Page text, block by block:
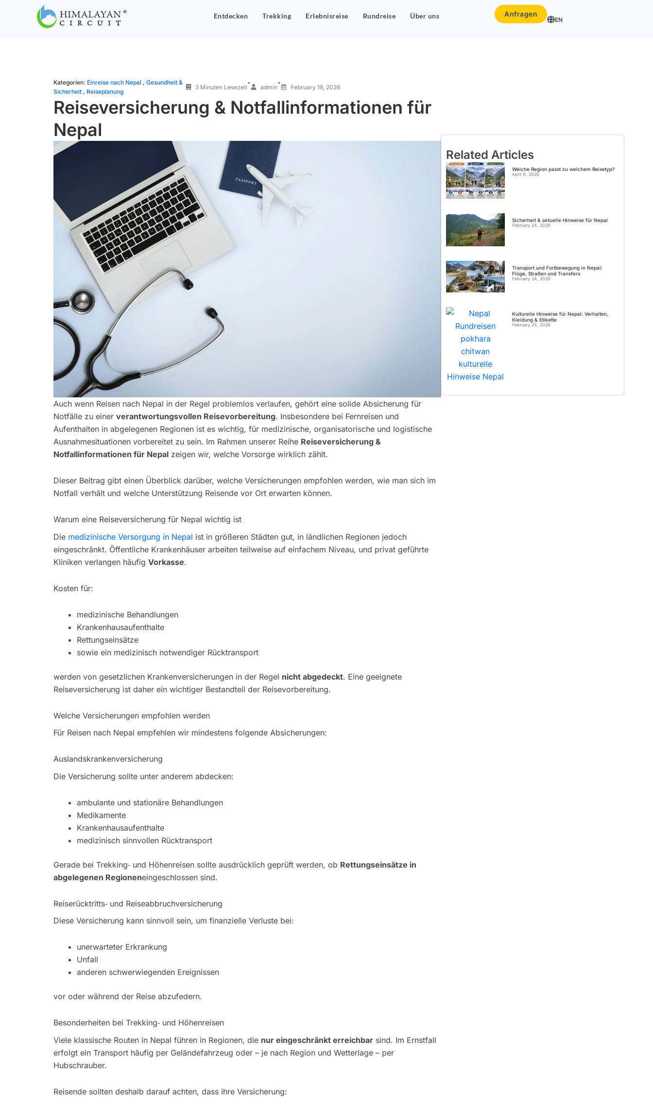
Entdecken Trekking Erlebnisreise Rundreise Über uns Anfragen
EN
Kategorien: Einreise nach Nepal , Gesundheit &
Sicherheit , Reiseplanung
3 Minuten Lesezeit
•
admin
•
February 18, 2026
Reiseversicherung & Notfallinformationen für
Nepal
Auch wenn Reisen nach Nepal in der Regel problemlos verlaufen, gehört eine solide Absicherung für
Notfälle zu einer verantwortungsvollen Reisevorbereitung. Insbesondere bei Fernreisen und
Aufenthalten in abgelegenen Regionen ist es wichtig, für medizinische, organisatorische und logistische
Ausnahmesituationen vorbereitet zu sein. Im Rahmen unserer Reihe Reiseversicherung &
Notfallinformationen für Nepal zeigen wir, welche Vorsorge wirklich zählt.
Dieser Beitrag gibt einen Überblick darüber, welche Versicherungen empfohlen werden, wie man sich im
Notfall verhält und welche Unterstützung Reisende vor Ort erwarten können.
Warum eine Reiseversicherung für Nepal wichtig ist
Die medizinische Versorgung in Nepal ist in größeren Städten gut, in ländlichen Regionen jedoch
eingeschränkt. Öffentliche Krankenhäuser arbeiten teilweise auf einfachem Niveau, und privat geführte
Kliniken verlangen häufig Vorkasse.
Kosten für:
medizinische Behandlungen
Krankenhausaufenthalte
Rettungseinsätze
sowie ein medizinisch notwendiger Rücktransport
werden von gesetzlichen Krankenversicherungen in der Regel nicht abgedeckt. Eine geeignete
Reiseversicherung ist daher ein wichtiger Bestandteil der Reisevorbereitung.
Welche Versicherungen empfohlen werden
Für Reisen nach Nepal empfehlen wir mindestens folgende Absicherungen:
Auslandskrankenversicherung
Die Versicherung sollte unter anderem abdecken:
ambulante und stationäre Behandlungen
Medikamente
Krankenhausaufenthalte
medizinisch sinnvollen Rücktransport
Gerade bei Trekking‑ und Höhenreisen sollte ausdrücklich geprüft werden, ob Rettungseinsätze in
abgelegenen Regioneneingeschlossen sind.
Reiserücktritts‑ und Reiseabbruchversicherung
Diese Versicherung kann sinnvoll sein, um finanzielle Verluste bei:
unerwarteter Erkrankung
Unfall
anderen schwerwiegenden Ereignissen
vor oder während der Reise abzufedern.
Besonderheiten bei Trekking‑ und Höhenreisen
Viele klassische Routen in Nepal führen in Regionen, die nur eingeschränkt erreichbar sind. Im Ernstfall
erfolgt ein Transport häufig per Geländefahrzeug oder – je nach Region und Wetterlage – per
Hubschrauber.
Reisende sollten deshalb darauf achten, dass ihre Versicherung:
Related Articles
Welche Region passt zu welchem Reisetyp?
April 8, 2026
Sicherheit & aktuelle Hinweise für Nepal
February 24, 2026
Transport und Fortbewegung in Nepal:
Flüge, Straßen und Transfers
February 24, 2026
Kulturelle Hinweise für Nepal: Verhalten,
Kleidung & Etikette
February 23, 2026